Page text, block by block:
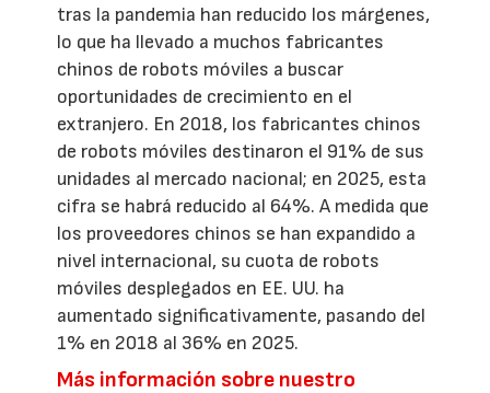
tras la pandemia han reducido los márgenes,
lo que ha llevado a muchos fabricantes
chinos de robots móviles a buscar
oportunidades de crecimiento en el
extranjero. En 2018, los fabricantes chinos
de robots móviles destinaron el 91% de sus
unidades al mercado nacional; en 2025, esta
cifra se habrá reducido al 64%. A medida que
los proveedores chinos se han expandido a
nivel internacional, su cuota de robots
móviles desplegados en EE. UU. ha
aumentado significativamente, pasando del
1% en 2018 al 36% en 2025.
Más información sobre nuestro